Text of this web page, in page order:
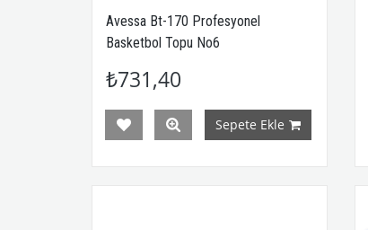
Avessa Bt-170 Profesyonel
Basketbol Topu No6
₺731,40
Sepete Ekle